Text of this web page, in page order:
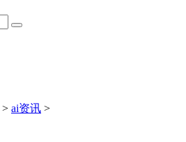
> ai资讯 >